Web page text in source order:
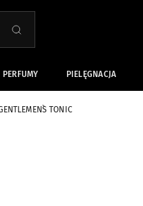
Close search
SZUKAJ
PERFUMY PIELĘGNACJA
TONIC